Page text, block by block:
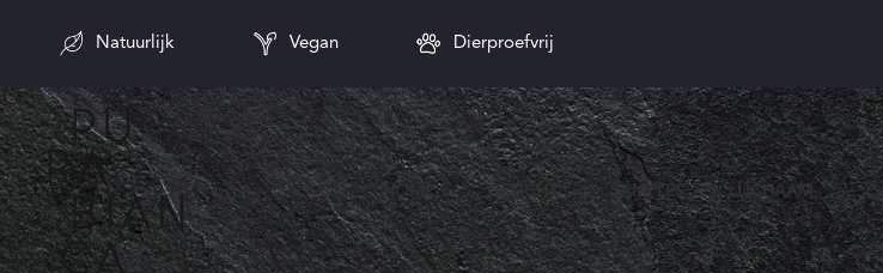
Natuurlijk Vegan Dierproefvrij
HOME GEZICHT SAMPLES LICHAAM